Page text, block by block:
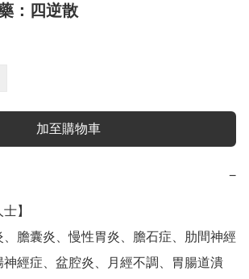
：四逆散
加至購物車
−
】
膽囊炎、慢性胃炎、膽石症、肋間神經
經症、盆腔炎、月經不調、胃腸道潰